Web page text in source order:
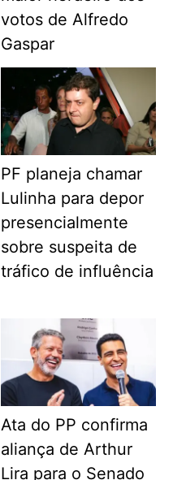
votos de Alfredo
Gaspar
PF planeja chamar
Lulinha para depor
presencialmente
sobre suspeita de
tráfico de influência
Ata do PP confirma
aliança de Arthur
Lira para o Senado